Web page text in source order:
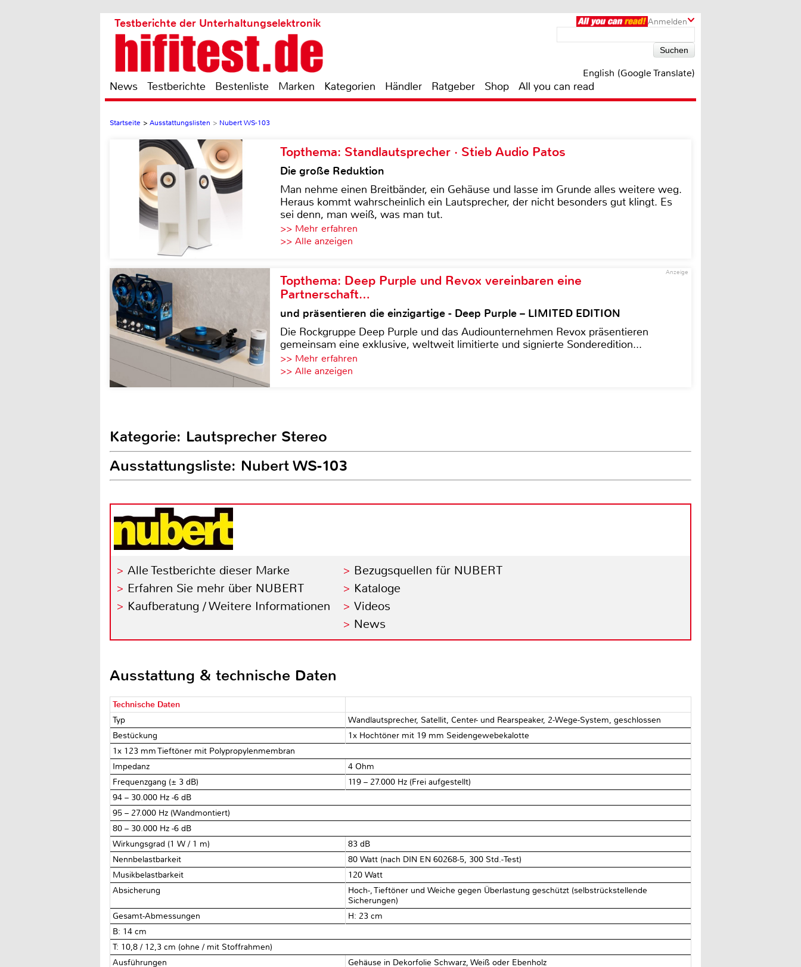
Anmelden
Testberichte der Unterhaltungselektronik
English (Google Translate)
News Testberichte Bestenliste Marken Kategorien Händler Ratgeber Shop All you can read
Startseite > Ausstattungslisten > Nubert WS-103
Topthema: Standlautsprecher · Stieb Audio Patos
Die große Reduktion
Man nehme einen Breitbänder, ein Gehäuse und lasse im Grunde alles weitere weg.
Heraus kommt wahrscheinlich ein Lautsprecher, der nicht besonders gut klingt. Es
sei denn, man weiß, was man tut.
>> Mehr erfahren
>> Alle anzeigen
Anzeige
Topthema: Deep Purple und Revox vereinbaren eine
Partnerschaft…
und präsentieren die einzigartige - Deep Purple – LIMITED EDITION
Die Rockgruppe Deep Purple und das Audiounternehmen Revox präsentieren
gemeinsam eine exklusive, weltweit limitierte und signierte Sonderedition...
>> Mehr erfahren
>> Alle anzeigen
Kategorie: Lautsprecher Stereo
Ausstattungsliste: Nubert WS-103
Alle Testberichte dieser Marke
Erfahren Sie mehr über NUBERT
Kaufberatung / Weitere Informationen
Bezugsquellen für NUBERT
Kataloge
Videos
News
Ausstattung & technische Daten
Technische Daten
Typ
Wandlautsprecher, Satellit, Center- und Rearspeaker, 2-Wege-System, geschlossen
Bestückung
1x Hochtöner mit 19 mm Seidengewebekalotte
1x 123 mm Tieftöner mit Polypropylenmembran
Impedanz
4 Ohm
Frequenzgang (± 3 dB)
119 – 27.000 Hz (Frei aufgestellt)
94 – 30.000 Hz -6 dB
95 – 27.000 Hz (Wandmontiert)
80 – 30.000 Hz -6 dB
Wirkungsgrad (1 W / 1 m)
83 dB
Nennbelastbarkeit
80 Watt (nach DIN EN 60268-5, 300 Std.-Test)
Musikbelastbarkeit
120 Watt
Absicherung
Hoch-, Tieftöner und Weiche gegen Überlastung geschützt (selbstrückstellende
Sicherungen)
Gesamt-Abmessungen
H: 23 cm
B: 14 cm
T: 10,8 / 12,3 cm (ohne / mit Stoffrahmen)
Ausführungen
Gehäuse in Dekorfolie Schwarz, Weiß oder Ebenholz